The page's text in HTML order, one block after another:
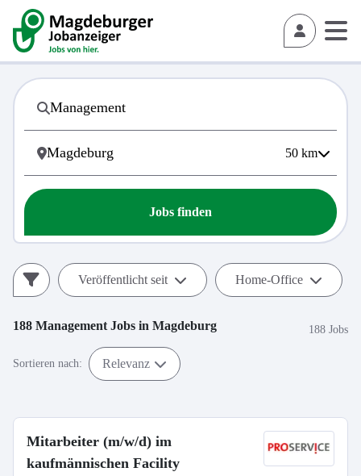
50 km
Jobs finden
Veröffentlicht seit Home-Office
188 Management Jobs in Magdeburg 188 Jobs
Sortieren nach: Relevanz
Mitarbeiter (m/w/d) im
kaufmännischen Facility